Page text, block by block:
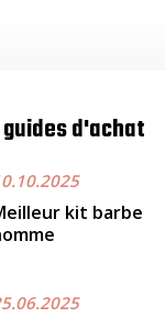
d'achat
kit barbe